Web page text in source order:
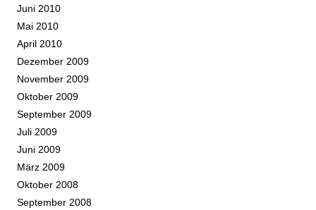
Juni 2010
Mai 2010
April 2010
Dezember 2009
November 2009
Oktober 2009
September 2009
Juli 2009
Juni 2009
März 2009
Oktober 2008
September 2008